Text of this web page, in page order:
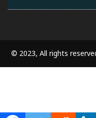
© 2023, All rights